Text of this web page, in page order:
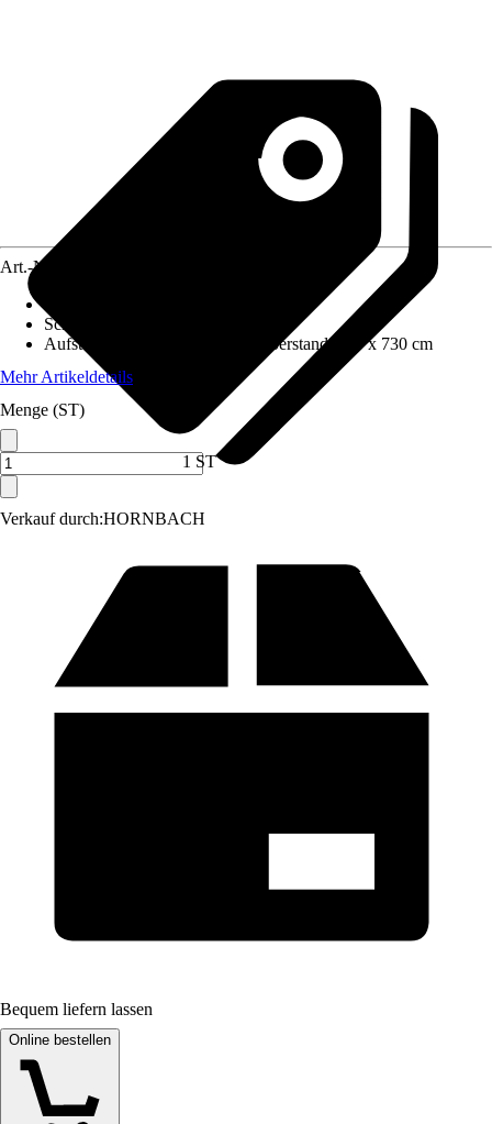
Verkauf durch:HORNBACH
Art.-Nr.
Schneelast
Aufstellmaße B x T ohne Dachüberstand:
680 x 730 cm
Mehr Artikeldetails
Menge (ST)
1 ST
Bequem liefern lassen
Online bestellen